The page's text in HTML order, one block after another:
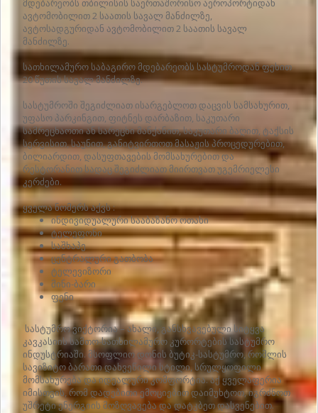
მდებარეობს თბილისის საერთაშორისო აეროპორტიდან
ავტომობილით 2 საათის სავალ მანძილზე,
ავტოსადგურიდან ავტომობილით 2 საათის სავალ
მანძილზე.
სათხილამურო საბაგირო მდებარეობს სასტუმროდან ფეხით
20 წუთის სავალ მანძილზე.
სასტუმროში შეგიძლიათ ისარგებლოთ დაცვის სამსახურით,
უფასო პარკინგით, ფიტნეს დარბაზით, საკუთარი
სამრეცხაოთი ან სარეცხი მანქანით, საკუთარი ბაღით, ტაქსის
სერვისით, საუნით, განიტვირთოთ მასაჟის პროცედურებით,
ბილიარდით, დასუფთავების მომსახურებით და
რესტორანით სადაც შეგიძლიათ მიირთვათ უგემრიელესი
კერძები.
ყველა ნომერს აქვს :
ინდივიდუალური სააბაზანო ოთახი
ტელეფონი
საშხაპე
ცენტრალური გათბობა
ტელევიზორი
მინი-ბარი
ფენი
სასტუმრო ვიქტორია – ახალი, განსხვავებული სიტყვა
კავკასიის სამთო-სათხილამურო კურორტების სასტუმრო
ინდუსტრიაში. მსოფლიო დონის ბუტიკ-სასტუმრო, რომლის
სავიზიტო ბარათი დახვეწილი სტილი, სრულყოფილი
მომსახურება და იდეალური კომფორტია. აქ ყველაფერია
იმისთვის, რომ დადებითი ემოციებით დაიმუხტოთ, იგრძნოთ
უშრეტი ენერგიის მოზღვავება და დატკბეთ დასვენებით.